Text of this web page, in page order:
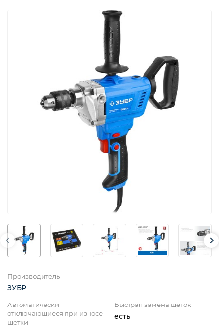
Производитель
ЗУБР
Автоматически
отключающиеся при износе
щетки
Быстрая замена щеток
есть